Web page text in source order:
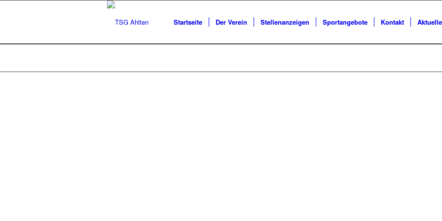
Startseite Der Verein Stellenanzeigen Sportangebote Kontakt